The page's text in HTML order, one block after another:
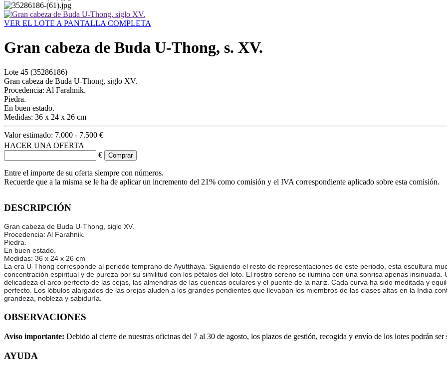
VER EL LOTE A PANTALLA COMPLETA
Gran cabeza de Buda U-Thong, s. XV.
Lote 45 (35286186)
Gran cabeza de Buda U-Thong, siglo XV.
Procedencia: Al Farahnik.
Piedra.
En buen estado.
Medidas: 36 x 24 x 26 cm
Valor estimado: 7.000 - 7.500 €
HACER UNA OFERTA
€
Entre el importe de su oferta siempre con números.
Recuerde que a la misma se le ha de aplicar un incremento del 21% como comisión y el IVA correspondiente aplicado sobre esta comisión.
DESCRIPCIÓN
Gran cabeza de Buda U-Thong, siglo XV.
Procedencia: Al Farahnik.
Piedra.
En buen estado.
Medidas: 36 x 24 x 26 cm
La era U-Thong corresponde al periodo temprano de Ayutthaya. Siguiendo el resto de representaciones de este periodo, esta escultura
concentración espiritual y de pureza por su similitud con los pétalos del loto. El rostro sereno se ilumina con una sonrisa apenas
delicadeza el arco perfecto de las cejas, las almendras de las cuencas oculares y el puente de la nariz. Cada curva ha sido meditada y
perfecto. Los lóbulos alargados de las orejas aluden a los grandes pendientes que llevaban los miembros de las clases altas en la India
grandeza, nobleza y sabiduría.
OBSERVACIONES
Aviso importante: Debido al cierre de nuestras oficinas del 7 al 30 de agosto, los plazos de gestión, recogida y envío de los lotes podrán
AYUDA